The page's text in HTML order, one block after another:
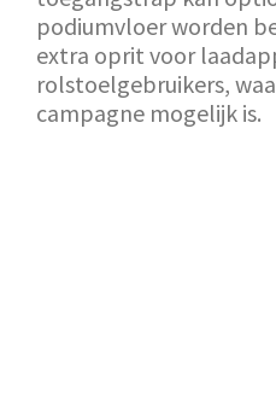
podiumvloer worden
extra oprit voor
rolstoelgebruikers,
campagne mogelijk is.